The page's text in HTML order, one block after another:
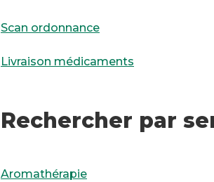
Scan ordonnance
Livraison médicaments
Rechercher par
Aromathérapie